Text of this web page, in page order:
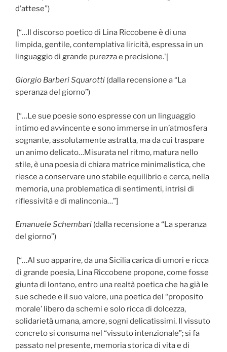
d’attese”)
[“…Il discorso poetico di Lina Riccobene è di una
limpida, gentile, contemplativa liricità, espressa in un
linguaggio di grande purezza e precisione.'[
Giorgio Barberi Squarotti (dalla recensione a “La
speranza del giorno”)
[“…Le sue poesie sono espresse con un linguaggio
intimo ed avvincente e sono immerse in un’atmosfera
sognante, assolutamente astratta, ma da cui traspare
un animo delicato…Misurata nel ritmo, matura nello
stile, è una poesia di chiara matrice minimalistica, che
riesce a conservare uno stabile equilibrio e cerca, nella
memoria, una problematica di sentimenti, intrisi di
riflessività e di malinconia…”]
Emanuele Schembari (dalla recensione a “La speranza
del giorno”)
[“…Al suo apparire, da una Sicilia carica di umori e ricca
di grande poesia, Lina Riccobene propone, come fosse
giunta di lontano, entro una realtà poetica che ha già le
sue schede e il suo valore, una poetica del “proposito
morale’ libero da schemi e solo ricca di dolcezza,
solidarietà umana, amore, sogni delicatissimi. Il vissuto
concreto si consuma nel “vissuto intenzionale”; si fa
passato nel presente, memoria storica di vita e di